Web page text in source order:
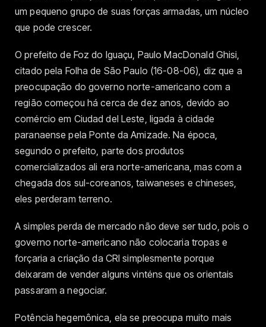
um pequeno grupo de suas forças armadas, um núcleo
que pode crescer.
O prefeito de Foz do Iguaçu, Paulo MacDonald Ghisi,
citado pela Folha de São Paulo (16-08-06), diz que a
preocupação do governo norte-americano com a
região começou há cerca de dez anos, devido ao
comércio em Ciudad del Leste, ligada à cidade
paranaense pela Ponte da Amizade. Na época,
segundo o prefeito, parte dos produtos
comercializados ali era norte-americana, mas com a
chegada dos sul-coreanos, taiwaneses e chineses,
eles perderam terreno.
A simples perda de mercado não deve ser tudo, pois o
governo norte-americano não colocaria tropas e
forçaria a criação da CRI simplesmente porque
deixaram de vender alguns vinténs que os orientais
passaram a negociar.
Potência hegemônica, ela se preocupa muito mais